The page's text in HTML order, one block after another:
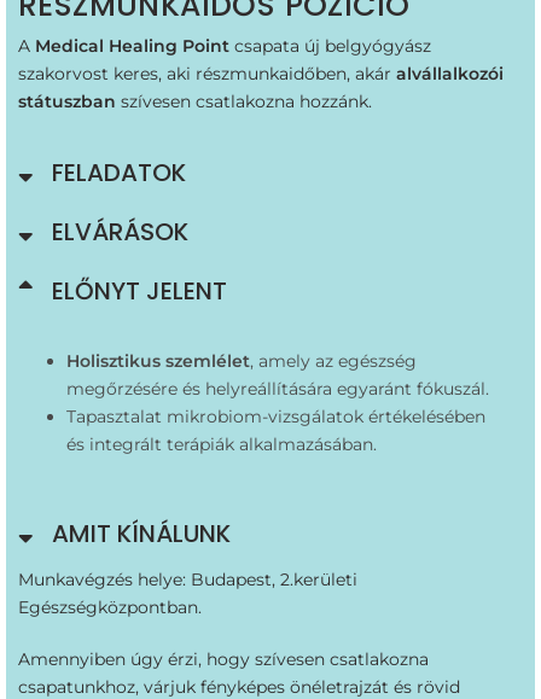
A Medical Healing Point csapata új belgyógyász
szakorvost keres, aki részmunkaidőben, akár alvállalkozói
státuszban szívesen csatlakozna hozzánk.
FELADATOK
ELVÁRÁSOK
ELŐNYT JELENT
Holisztikus szemlélet, amely az egészség
megőrzésére és helyreállítására egyaránt fókuszál.
Tapasztalat mikrobiom-vizsgálatok értékelésében
és integrált terápiák alkalmazásában.
AMIT KÍNÁLUNK
Munkavégzés helye: Budapest, 2.kerületi
Egészségközpontban.
Amennyiben úgy érzi, hogy szívesen csatlakozna
csapatunkhoz, várjuk fényképes önéletrajzát és rövid